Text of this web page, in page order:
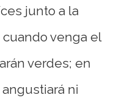
junto a la
venga el
verdes; en
ni